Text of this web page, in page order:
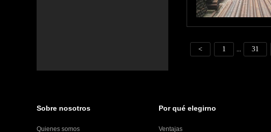
< 1 ... 31
Sobre nosotros
Quienes somos
Por qué elegirno
Ventajas